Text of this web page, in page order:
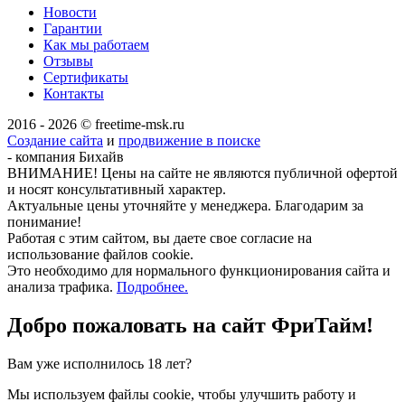
Новости
Гарантии
Как мы работаем
Отзывы
Сертификаты
Контакты
2016 - 2026 © freetime-msk.ru
Создание сайта и продвижение в поиске
- компания Бихайв
ВНИМАНИЕ! Цены на сайте не являются публичной офертой
и носят консультативный характер.
Актуальные цены уточняйте у менеджера. Благодарим за
понимание!
Работая с этим сайтом, вы даете свое согласие на
использование файлов cookie.
Это необходимо для нормального функционирования сайта и
анализа трафика. Подробнее.
Добро пожаловать на сайт ФриТайм!
Вам уже исполнилось 18 лет?
Мы используем файлы cookie, чтобы улучшить работу и